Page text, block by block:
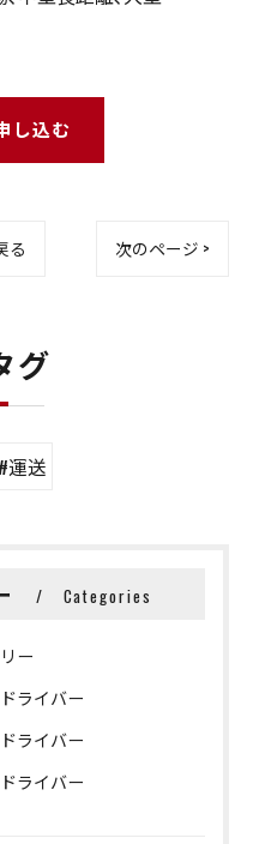
し込む
る 次のページ >
グ
#運送
Categories
ー
ライバー
ライバー
ライバー